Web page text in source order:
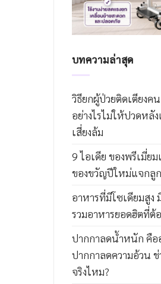
บทความล่าสุด
วิธียกผู้ป่วยติดเตียงค
อย่างไรไม่ให้ปวดหลั
เสี่ยงล้ม
9 ไอเดีย ของพรีเมี่ย
ของขวัญปีใหม่แจกลู
อาหารที่มีโซเดียมสูง
รวมอาหารยอดฮิตที่ต้อ
ปากกาลดน้ำหนัก คือ
ปากกาลดความอ้วน
จริงไหม?